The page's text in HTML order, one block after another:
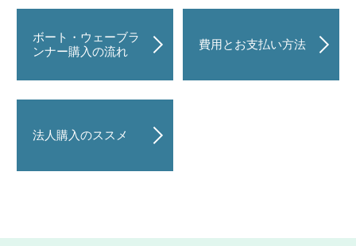
ボート・ウェーブラ
ンナー購入の流れ
費用とお支払い方法
法人購入のススメ